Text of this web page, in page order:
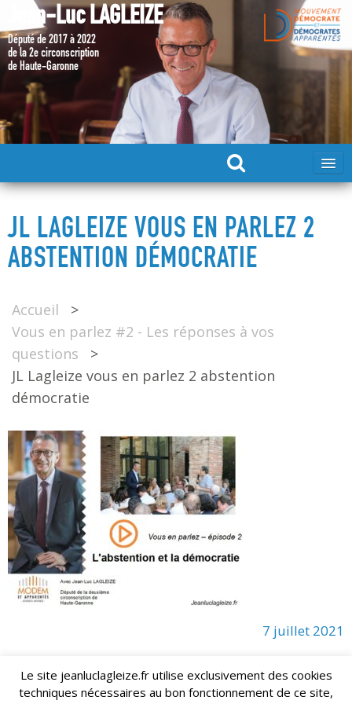
Jean-Luc LAGLEIZE
Député de 2017 à 2022
de la 2e circonscription
de Haute-Garonne
MA CANDIDATURE 2024
MES ACTIONS 2017 – 2022
JL LAGLEIZE VOUS EN PARLEZ 2
ABSTENTION DÉMOCRATIE
Accueil
>
Vous en parlez #2 - Les réponses à vos
questions
>
JL Lagleize vous en parlez 2 abstention
démocratie
7 juillet 2021
Jean-Luc LAGLEIZE - e-mail : lagleize2024@gmail.com
Le site jeanluclagleize.fr utilise exclusivement des cookies
techniques nécessaires au bon fonctionnement de ce site,